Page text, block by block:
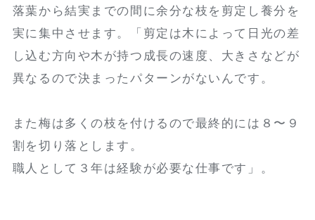
落葉から結実までの間に余分な枝を剪定し養分を
実に集中させます。「剪定は木によって日光の差
し込む方向や木が持つ成長の速度、大きさなどが
異なるので決まったパターンがないんです。
また梅は多くの枝を付けるので最終的には８〜９
割を切り落とします。
職人として３年は経験が必要な仕事です」。